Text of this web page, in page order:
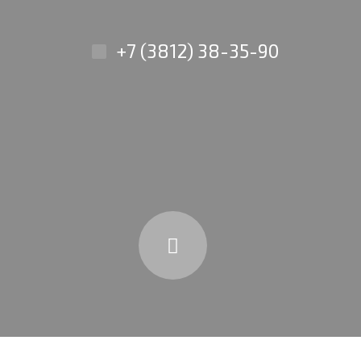
+7 (3812) 38-35-90